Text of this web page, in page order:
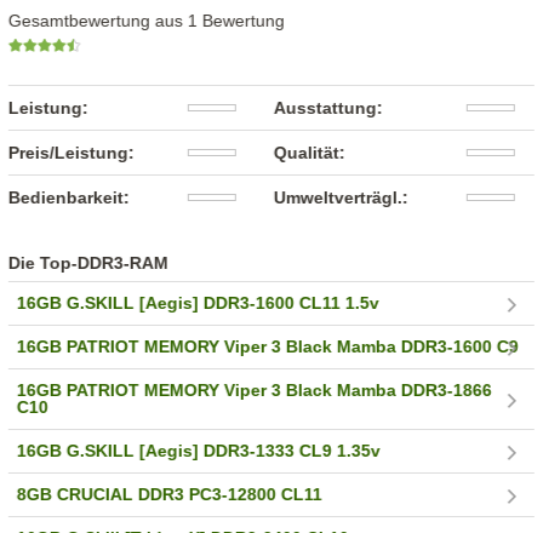
Gesamtbewertung aus 1 Bewertung
Leistung: Ausstattung:
Preis/Leistung: Qualität:
Bedienbarkeit: Umweltverträgl.:
Die Top-DDR3-RAM
16GB G.SKILL [Aegis] DDR3-1600 CL11 1.5v
16GB PATRIOT MEMORY Viper 3 Black Mamba DDR3-1600 C9
16GB PATRIOT MEMORY Viper 3 Black Mamba DDR3-1866
C10
16GB G.SKILL [Aegis] DDR3-1333 CL9 1.35v
8GB CRUCIAL DDR3 PC3-12800 CL11